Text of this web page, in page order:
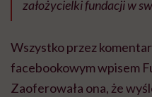
założycielki fundacji w
Wszystko przez
facebookowym wpisem
Zaoferowała ona, że